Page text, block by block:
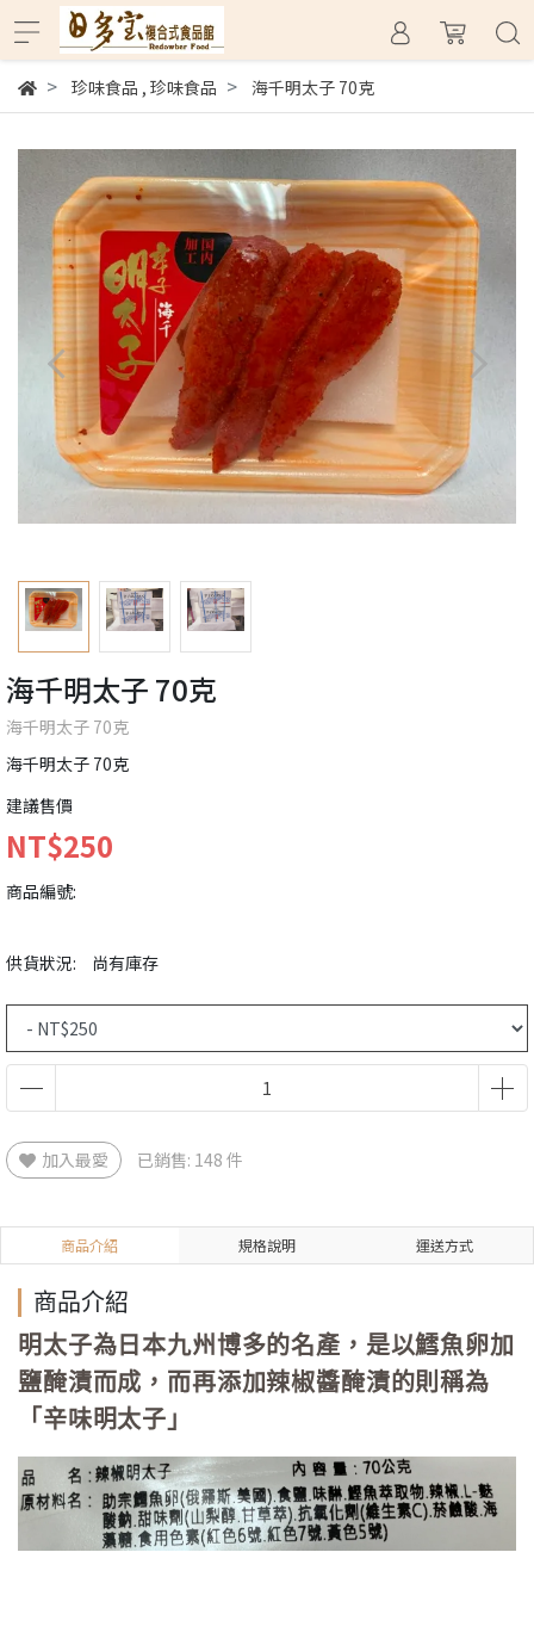
珍味食品 , 珍味食品 海千明太子 70克
海千明太子 70克
海千明太子 70克
海千明太子 70克
建議售價
NT$250
商品編號:
供貨狀況: 尚有庫存
加入最愛 已銷售: 148 件
商品介紹 規格說明 運送方式
商品介紹
明太子為日本九州博多的名產，是以鱈魚卵加
鹽醃漬而成，而再添加辣椒醬醃漬的則稱為
「辛味明太子」